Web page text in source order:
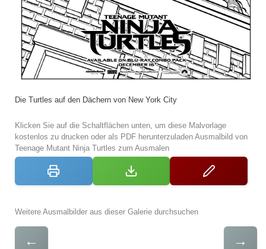
Die Turtles auf den Dächern von New York City
Klicken Sie auf die Schaltflächen unten, um diese Malvorlage
kostenlos zu drucken oder als PDF herunterzuladen Ausmalbild von
Teenage Mutant Ninja Turtles zum Ausmalen
Weitere Ausmalbilder aus dieser Galerie durchsuchen
← →